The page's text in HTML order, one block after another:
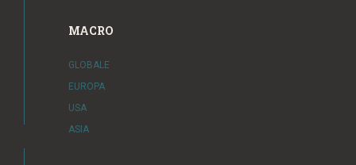
MACRO
GLOBALE
EUROPA
USA
ASIA